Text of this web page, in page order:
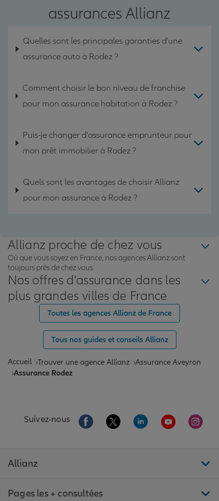
assurances Allianz
Quelles sont les principales garanties d'une
assurance auto à Rodez ?
Comment choisir le bon niveau de franchise
pour mon assurance habitation à Rodez ?
Puis-je changer d'assurance emprunteur pour
mon prêt immobilier à Rodez ?
Quels sont les avantages de choisir Allianz
pour mon assurance à Rodez ?
Allianz proche de chez vous
Où que vous soyez en France, nos agences Allianz sont
toujours près de chez vous.
Nos offres d'assurance dans les
plus grandes villes de France
Toutes les agences Allianz de France
Tous nos guides et conseils Allianz
Accueil Trouver une agence Allianz Assurance Aveyron
Assurance Rodez
Suivez-nous Aller sur la page Facebook de Allianz
Aller sur la page Twitter de
Aller sur la page
Aller sur la
Aller
Allianz
Pages les + consultées